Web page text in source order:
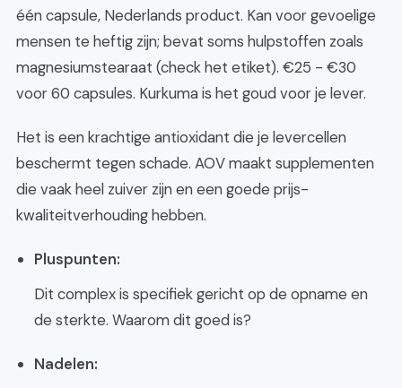
één capsule, Nederlands product. Kan voor gevoelige
mensen te heftig zijn; bevat soms hulpstoffen zoals
magnesiumstearaat (check het etiket). €25 - €30
voor 60 capsules. Kurkuma is het goud voor je lever.
Het is een krachtige antioxidant die je levercellen
beschermt tegen schade. AOV maakt supplementen
die vaak heel zuiver zijn en een goede prijs-
kwaliteitverhouding hebben.
Pluspunten:
Dit complex is specifiek gericht op de opname en
de sterkte. Waarom dit goed is?
Nadelen: